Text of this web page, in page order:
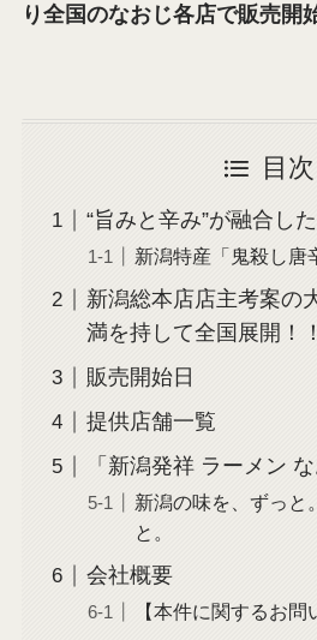
り全国のなおじ各店で販売開
目次
“旨みと辛み”が融合し
新潟特産「鬼殺し唐
新潟総本店店主考案の
満を持して全国展開！！
販売開始日
提供店舗一覧
「新潟発祥 ラーメン
新潟の味を、ずっと
と。
会社概要
【本件に関するお問